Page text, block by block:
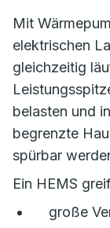
Mit
elektrischen
gleichzeitig
belasten und
begrenzte
spürbar
Ein HEMS
große